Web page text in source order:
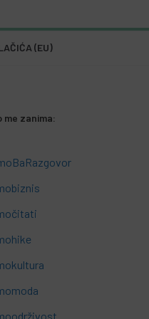
(EU)
me zanima: